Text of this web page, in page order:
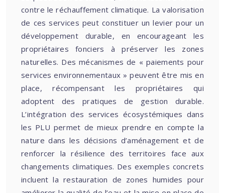
contre le réchauffement climatique. La valorisation
de ces services peut constituer un levier pour un
développement durable, en encourageant les
propriétaires fonciers à préserver les zones
naturelles. Des mécanismes de « paiements pour
services environnementaux » peuvent être mis en
place, récompensant les propriétaires qui
adoptent des pratiques de gestion durable.
L’intégration des services écosystémiques dans
les PLU permet de mieux prendre en compte la
nature dans les décisions d’aménagement et de
renforcer la résilience des territoires face aux
changements climatiques. Des exemples concrets
incluent la restauration de zones humides pour